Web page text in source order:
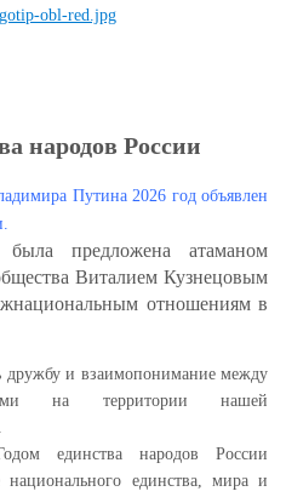
народов России
Путина 2026 год объявлен
предложена атаманом
Виталием Кузнецовым
отношениям в
дружбу и взаимопонимание между
на территории нашей
единства народов России
национального единства, мира и